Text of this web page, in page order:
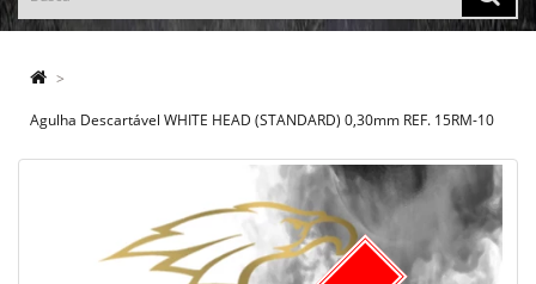
Agulha Descartável WHITE HEAD (STANDARD) 0,30mm REF. 15RM-10